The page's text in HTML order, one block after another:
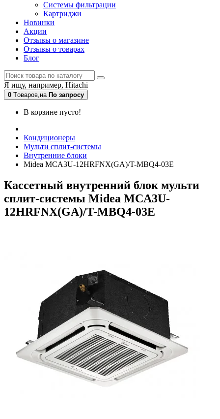
Системы фильтрации
Картриджи
Новинки
Акции
Отзывы о магазине
Отзывы о товарах
Блог
Я ищу, например, Hitachi
0 Tоваров,на По запросу
В корзине пусто!
Кондиционеры
Мульти сплит-системы
Внутренние блоки
Midea MCA3U-12HRFNX(GA)/T-MBQ4-03E
Кассетный внутренний блок мульти
сплит-системы Midea MCA3U-
12HRFNX(GA)/T-MBQ4-03E